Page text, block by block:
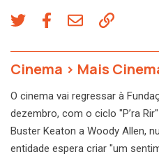
Cinema > Mais
O cinema vai regressar à
dezembro, com o ciclo "P’ra
Buster Keaton a Woody Allen,
entidade espera criar "um